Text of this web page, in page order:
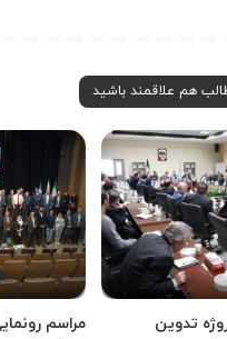
هم علاقمند باشید
تدوین
مراسم